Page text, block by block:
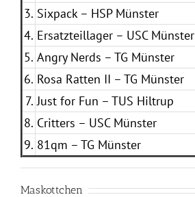
3. Sixpack – HSP Münster
4. Ersatzteillager – USC Münster
5. Angry Nerds – TG Münster
6. Rosa Ratten II – TG Münster
7. Just for Fun – TUS Hiltrup
8. Critters – USC Münster
9. 81qm – TG Münster
Maskottchen